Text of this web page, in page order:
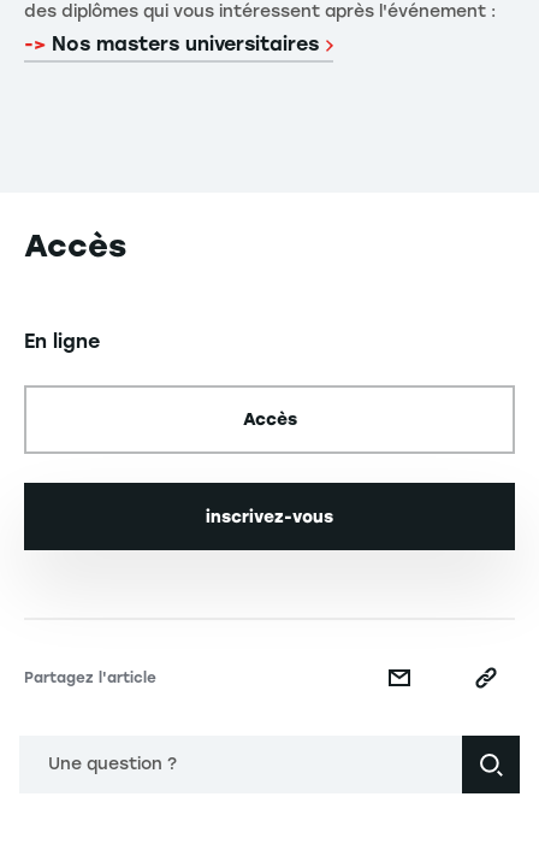
des diplômes qui vous intéressent après l'événement :
-> Nos masters universitaires
Accès
En ligne
Accès
inscrivez-vous
Partagez l'article
Une question ?